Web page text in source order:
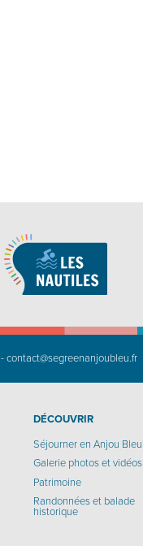
-contact@segreenanjoubleu.fr
DÉCOUVRIR
Séjourner en Anjou Bleu
Galerie photos et vidéos
Patrimoine
Randonnées et balade
historique